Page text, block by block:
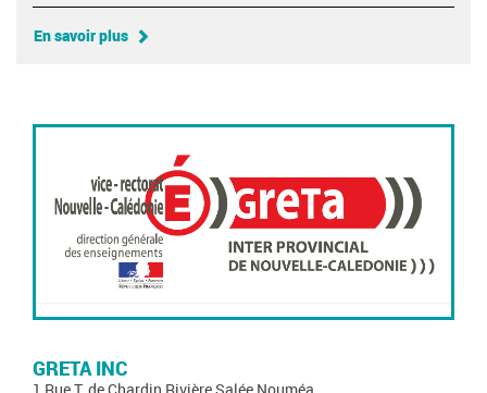
En savoir plus
GRETA INC